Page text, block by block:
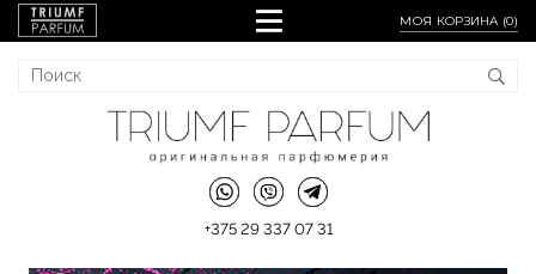
МОЯ КОРЗИНА (0)
+375 29 337 07 31